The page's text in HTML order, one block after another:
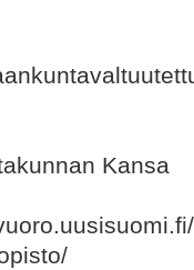
Kansa